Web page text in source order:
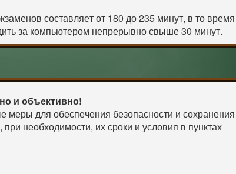
составляет от 180 до 235 минут, в то время
за компьютером непрерывно свыше 30 минут.
и объективно!
меры для обеспечения безопасности и сохранения
необходимости, их сроки и условия в пунктах